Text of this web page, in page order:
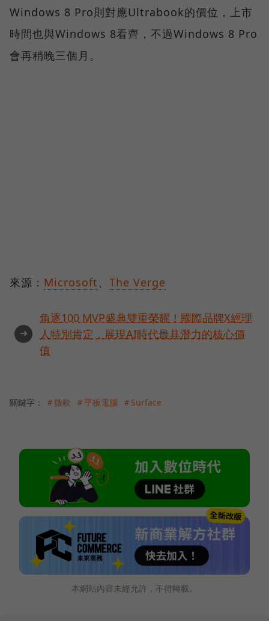
Windows 8 Pro則對應Ultrabook的價位，上市
時間也與Windows 8看齊，不過Windows 8 Pro
會再稍晚三個月。
來源： Microsoft The Verge
➜
角逐100 MVP盛典雙重榮耀！國際品牌X經理
人特別肯定，展現AI時代最具潛力的核心價
值
關鍵字： ＃微軟 ＃平板電腦 ＃Surface
本網站內容未經允許，不得轉載。